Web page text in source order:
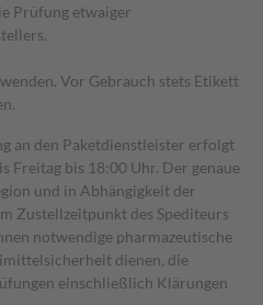
Prüfung etwaiger
Vor Gebrauch stets Etikett
an den Paketdienstleister erfolgt
Freitag bis 18:00 Uhr. Der genaue
und in Abhängigkeit der
Zustellzeitpunkt des Spediteurs
notwendige pharmazeutische
dienen, die
einschließlich Klärungen